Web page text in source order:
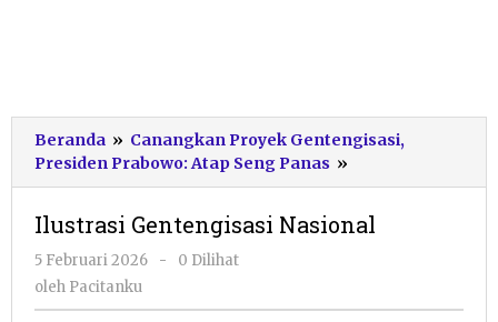
Beranda » Canangkan Proyek Gentengisasi,
Presiden Prabowo: Atap Seng Panas »
Gentengisasi
Ilustrasi Gentengisasi Nasional
5 Februari 2026
oleh
-
0 Dilihat
oleh Pacitanku